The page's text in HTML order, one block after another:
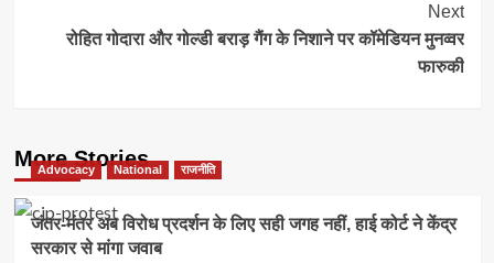
Next
रोहित गोदारा और गोल्डी बराड़ गैंग के निशाने पर कॉमेडियन मुनव्वर
फारुकी
More Stories
Advocacy National राजनीति
जंतर-मंतर अब विरोध प्रदर्शन के लिए सही जगह नहीं, हाई कोर्ट ने केंद्र
सरकार से मांगा जवाब